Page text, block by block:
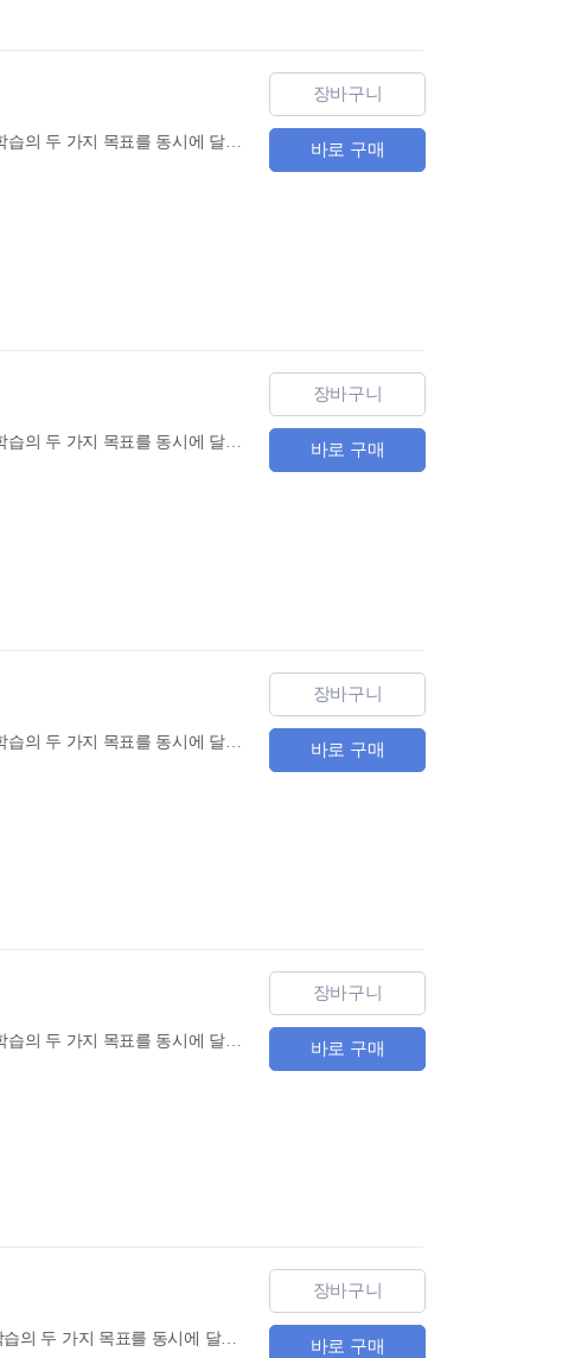
동양의 베스트셀러를 초, 중급 수준의 현대중국어로 개작하여, 명작의 감상과 중국어 독해 학습의 두 가지 목표를 동시에 달성할 수 있는 다락원 중한고전대역 시리즈 제 8 권 『서유기 下』 출간!『서유기』는 기이한 불교설화와 고승의 여행담이라는 종교적 색채보다는, 손오공을 대표로 하는 사회 속 진보세력과 신불(神佛)을 중심으로 한 봉건체제하의 전통적 지배세력 그리고 요괴로 표현되는 탐관오리와 같은 사회적 반동세력간의 상호 의존 및 갈등을 기상천외한 상상력으로 묘사하고 있다는 점에서 그 특징을 찾을 수 있다.
장바구니
바로 구매
동양의 베스트셀러를 초, 중급 수준의 현대중국어로 개작하여, 명작의 감상과 중국어 독해 학습의 두 가지 목표를 동시에 달성할 수 있는 다락원 중한고전대역 시리즈 제 7 권 『서유기 上』 출간! 『서유기』는 기이한 불교설화와 고승의 여행담이라는 종교적 색채보다는, 손오공을 대표로 하는 사회 속 진보세력과 신불(神佛)을 중심으로 한 봉건체제하의 전통적 지배세력 그리고 요괴로 표현되는 탐관오리와 같은 사회적 반동세력간의 상호 의존 및 갈등을 기상천외한 상상력으로 묘사하고 있다는 점에서 그 특징을 찾을 수 있다.
장바구니
바로 구매
동양의 베스트셀러를 초, 중급 수준의 현대중국어로 개작하여, 명작의 감상과 중국어 독해 학습의 두 가지 목표를 동시에 달성할 수 있는 다락원 중한고전대역 시리즈 제 4 권 『홍루몽 下』 출간! 『홍루몽 』은 가보옥, 임대옥, 설보채 세 사람 사이에 벌어진 연애 비극을 주요 내용으로 하고 있습니다. 명대 사대기서(삼국지통속연의·수호전·서유기·금병매)의 뒤를 이어 이들 작품의 인기와 명성을 뛰어넘은 최고의 소설로 꼽히며, 홍학(紅學)이라는 전문 연구분야로 그 영역을 확보하여 중국 고전소설에서 절대적 우위를 점하고 있습니다. 근대 중국의 문화, 풍속, 사회상에 더해 남녀의 심리가 섬세히 묘사되어 있어 중국 고전문학의 백미로 일컬어지는 『홍루몽 』을, 다채로운 삽화와 생동감 넘치는 번역문, 그리고 중국 원어민의 발음으로 함께 만나 볼 수 있습니다.
장바구니
바로 구매
동양의 베스트셀러를 초, 중급 수준의 현대중국어로 개작하여, 명작의 감상과 중국어 독해 학습의 두 가지 목표를 동시에 달성할 수 있는 다락원 중한고전대역 시리즈 제 3 권 『홍루몽 上』 출간! 『홍루몽 』은 가보옥, 임대옥, 설보채 세 사람 사이에 벌어진 연애 비극을 주요 내용으로 하고 있습니다. 명대 사대기서(삼국지통속연의·수호전·서유기·금병매)의 뒤를 이어 이들 작품의 인기와 명성을 뛰어넘은 최고의 소설로 꼽히며, 홍학(紅學)이라는 전문 연구분야로 그 영역을 확보하여 중국 고전소설에서 절대적 우위를 점하고 있습니다. 근대 중국의 문화, 풍속, 사회상에 더해 남녀의 심리가 섬세히 묘사되어 있어 중국 고전문학의 백미로 일컬어지는 『홍루몽 』을, 다채로운 삽화와 생동감 넘치는 번역문, 그리고 중국 원어민의 발음으로 함께 만나 볼 수 있습니다.
장바구니
바로 구매
동양의 베스트셀러를 초,중급 수준의 현대중국어로 개작하여, 명작의 감상과 중국어 독해 학습의 두 가지 목표를 동시에 달성할 수 있는 다락원 중한고전 대역 시리즈 제 6 권 수호전 下 출간! 수호전은 불합리한 사회질서에 반항하는 송강(宋江)등 108명의 영웅호한들이 양산박(梁山泊)으로 모여들어 조정의 관군과 맞서다가 끝내 비극적인 최후를 맞이하는 이야기를 그렸다. 후대에 많은 속서와 동류작품의 탄생을 낳았고, 희곡,영화,그림 등 다양한 장르로 개작되었을 뿐 아니라, 세계 여러 나라에 전파되는 등 큰 영향을 미쳤다. 영웅들의 활약상을 생동적이고 허구성 짙은 필치로 묘사해 고대소설 인물묘사의 예술적 수준을 끌어올린 수호전을, 다채로운 삽화와 생동감 넘치는 번역문으로 함께 만나 볼 수 있다.
장바구니
바로 구매